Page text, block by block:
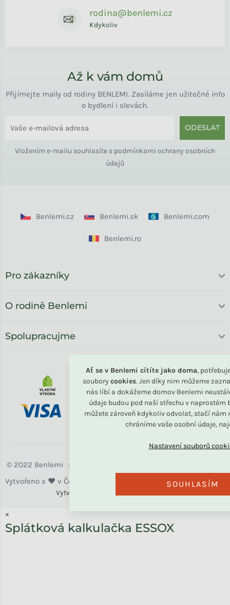
Ať se v Benlemi cítíte jako doma,
soubory cookies. Jen díky nim můžeme
nás líbí a dokážeme domov Benlemi
údaje budou pod naší střechu v naprostém
můžete zároveň kdykoliv odvolat, stačí nám
chráníme vaše osobní údaje,
SOUHLASÍM
rodina@benlemi.cz
Kdykoliv
Až k vám domů
Přijímejte maily od rodiny BENLEMI. Zasíláme jen užitečné info
o bydlení i slevách.
ODESLAT
Vložením e-mailu souhlasíte s podmínkami ochrany osobních
údajů
Benlemi.cz Benlemi.sk Benlemi.com
Benlemi.ro
Pro zákazníky
O rodině Benlemi
Spolupracujme
Vytvořili
Benlemi
×
Splátková kalkulačka ESSOX